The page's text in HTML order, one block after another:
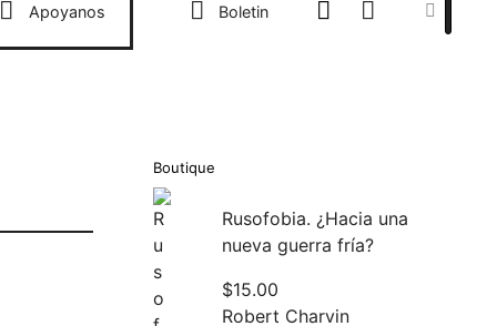
Apoyanos Boletin
Boutique
Rusofobia. ¿Hacia una
nueva guerra fría?
$15.00
Robert Charvin